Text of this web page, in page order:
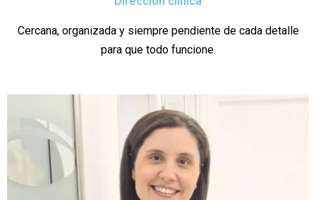
Cercana, organizada y siempre pendiente de cada detalle
para que todo funcione.